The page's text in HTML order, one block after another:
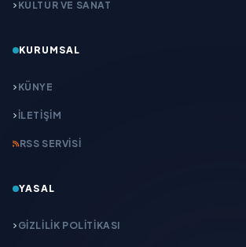
KÜLTÜR VE SANAT
KURUMSAL
KÜNYE
İLETIŞIM
RSS SERVISI
YASAL
GIZLILIK POLITIKASI